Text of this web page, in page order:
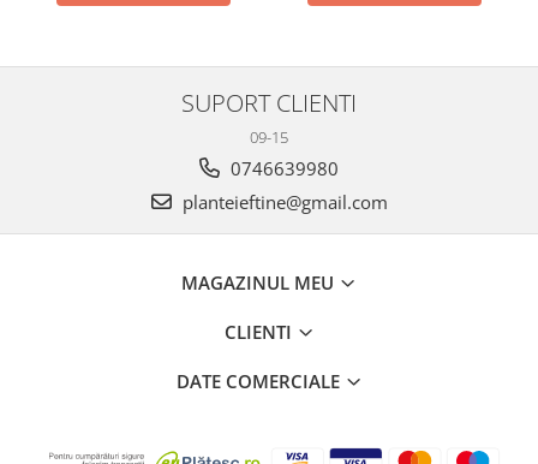
SUPORT CLIENTI
09-15
0746639980
planteieftine@gmail.com
MAGAZINUL MEU
CLIENTI
DATE COMERCIALE